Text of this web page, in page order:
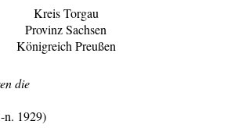
Kreis Torgau
Provinz Sachsen
Königreich Preußen
die
n. 1929)